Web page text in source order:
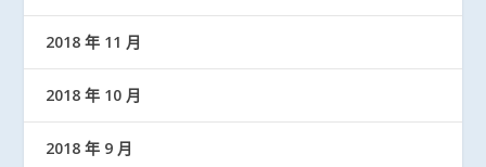
2018 年 11 月
2018 年 10 月
2018 年 9 月